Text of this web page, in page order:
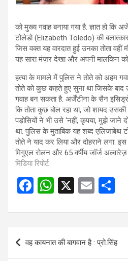
को मुख्य गवाह बनाया गया है. ज्ञात हो कि
टोलेडो (Elizabeth Toledo) की
जिस वक्त यह वारदात हुई उनका तोता
यह सारा मंज़र देखा और अपनी मालकिन को
हत्या के मामले में पुलिस ने तोते को अहम
तोते को कुछ कहते हुए सुना था जिसके बाद
गवाह बन सकता है. अर्जेंटीना के सैन
कि तोता कुछ बोल रहा था, जो शायद
पड़ोसियों ने भी उसे ‘नहीं, कृपया, मुझे जाने
था. पुलिस के मुताबिक यह शब्द एलिजाबेथ
तोते ने याद कर लिया और दोहराने लगा.
मिगुएल रोलन और 65 वर्षीय जॉर्ज
मिडिया रिपोर्ट
F
ce
o
W
at
s
A
X
E
ail
Post
navigation
वह कायनात की बागवान है : प्रो.सिंह